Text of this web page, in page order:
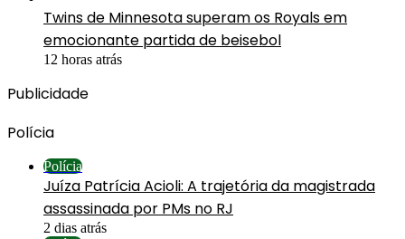
Twins de Minnesota superam os Royals em
emocionante partida de beisebol
12 horas atrás
Publicidade
Polícia
Polícia
Juíza Patrícia Acioli: A trajetória da magistrada
assassinada por PMs no RJ
2 dias atrás